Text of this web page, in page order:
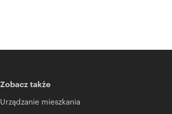
Zobacz także
Urządzanie mieszkania